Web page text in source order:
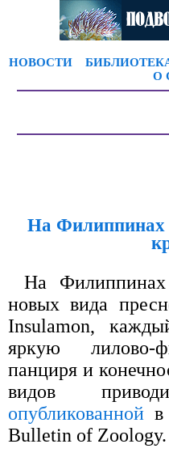
НОВОСТИ
О
На Филиппинах
На
новых вида
Insulamon,
яркую лилово-
панциря и
видов
опубликованной
Bulletin of Zoology.